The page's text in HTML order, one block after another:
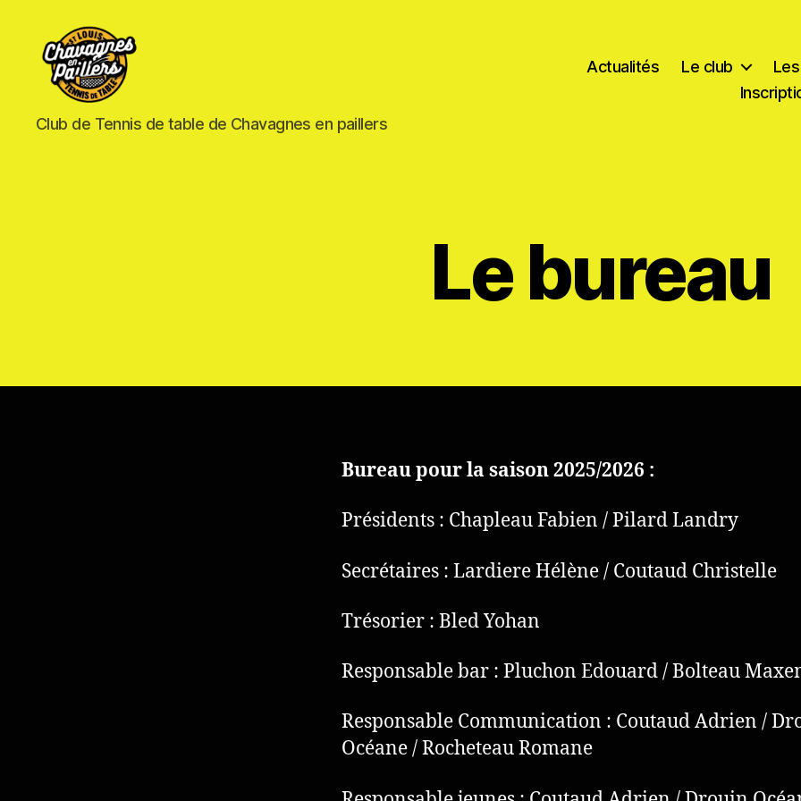
Saint
Louis
Club de Tennis de table de Chavagnes en paillers
Actualités Le club
Le bureau
Bureau pour la saison 2025/2026 :
Présidents : Chapleau Fabien / Pilard Landry
Secrétaires : Lardiere Hélène / Coutaud Christelle
Trésorier : Bled Yohan
Responsable bar : Pluchon Edouard / Bolteau
Responsable Communication : Coutaud Adrien /
Océane / Rocheteau Romane